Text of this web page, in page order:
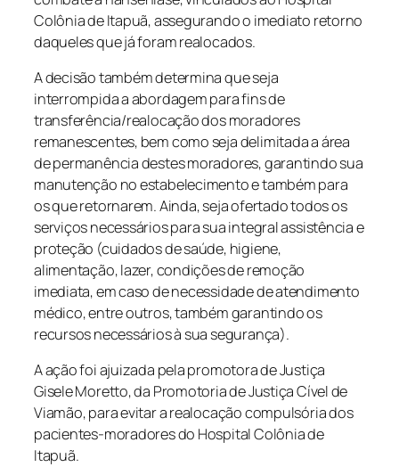
Colônia de Itapuã, assegurando o imediato retorno
daqueles que já foram realocados.
A decisão também determina que seja
interrompida a abordagem para fins de
transferência/realocação dos moradores
remanescentes, bem como seja delimitada a área
de permanência destes moradores, garantindo sua
manutenção no estabelecimento e também para
os que retornarem. Ainda, seja ofertado todos os
serviços necessários para sua integral assistência e
proteção (cuidados de saúde, higiene,
alimentação, lazer, condições de remoção
imediata, em caso de necessidade de atendimento
médico, entre outros, também garantindo os
recursos necessários à sua segurança).
A ação foi ajuizada pela promotora de Justiça
Gisele Moretto, da Promotoria de Justiça Cível de
Viamão, para evitar a realocação compulsória dos
pacientes-moradores do Hospital Colônia de
Itapuã.